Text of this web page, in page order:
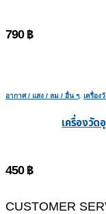
790฿
อากาศ / แสง / ลม / อื่น ๆ เครื่อ
เครื่องวัด
450฿
CUSTOMER